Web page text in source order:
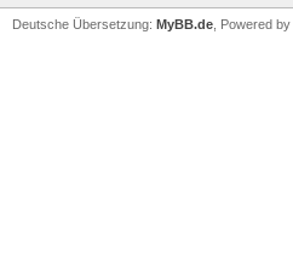
Deutsche Übersetzung: MyBB.de , Powered by